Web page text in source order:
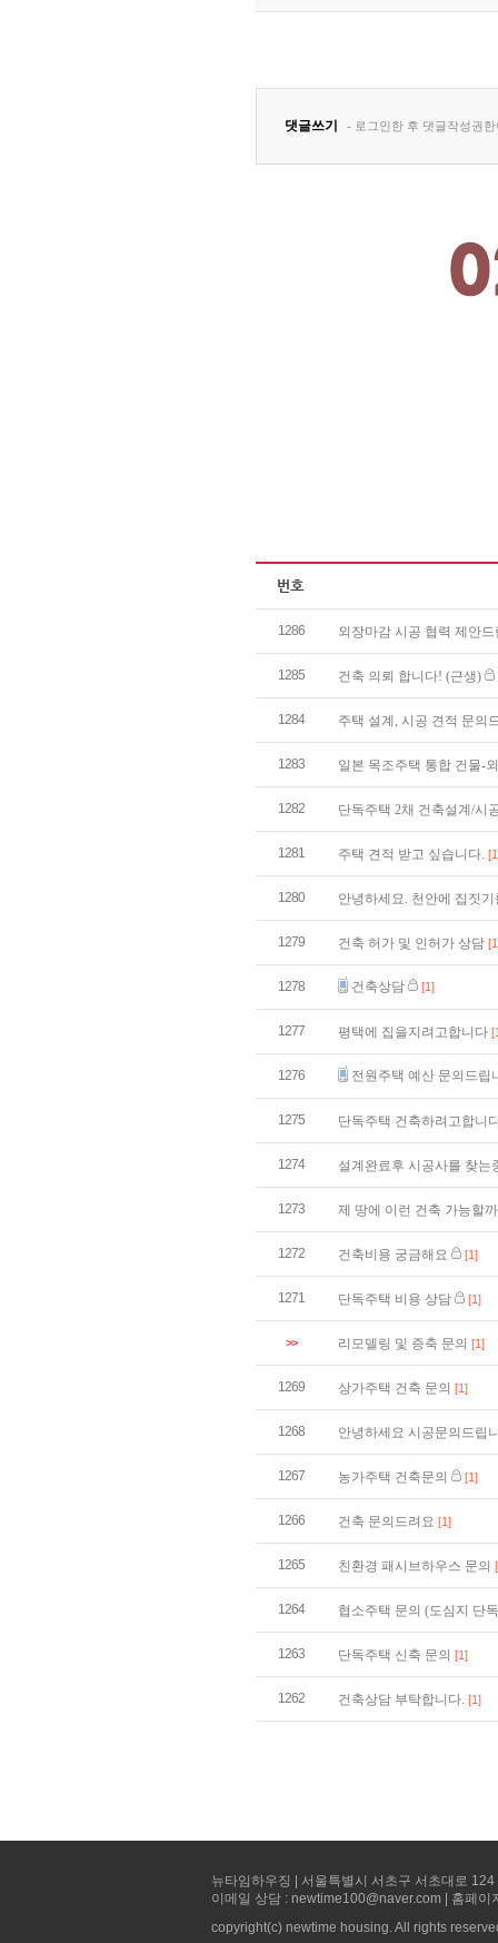
1286 외장마감 시공 협력 제안
1285 건축 의뢰 합니다! (근생)
1284 주택 설계, 시공 견적 문의
1283 일본 목조주택 통합 건물-
1282 단독주택 2채 건축설계/시
1281 주택 견적 받고 싶습니다.
1280 안녕하세요. 천안에 집짓
1279 건축 허가 및 인허가 상담
1278 건축상담 [1]
1277 평택에 집을지려고합니다
1276 전원주택 예산 문의드립
1275 단독주택 건축하려고합니
1274 설계완료후 시공사를 찾는
1273 제 땅에 이런 건축 가능할
1272 건축비용 궁금해요 [1]
1271 단독주택 비용 상담 [1]
>> 리모델링 및 증축 문의 [1]
1269 상가주택 건축 문의 [1]
1268 안녕하세요 시공문의드립
1267 농가주택 건축문의 [1]
1266 건축 문의드려요 [1]
1265 친환경 패시브하우스 문의
1264 협소주택 문의 (도심지 단
1263 단독주택 신축 문의 [1]
1262 건축상담 부탁합니다. [1]
뉴타임하우징 | 서울특별시 서초구 서초대로
이메일 상담 : newtime100@naver.com | 홈페
copyright(c) newtime housing. All rights